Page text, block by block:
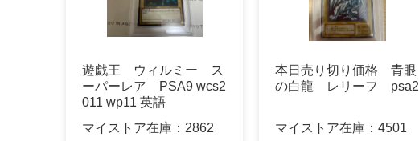
遊戯王 ウィルミー ス
ーパーレア PSA9 wcs2
011 wp11 英語
マイストア在庫： 2862
本日売り切り価格 青眼
の白龍 レリーフ psa2
マイストア在庫： 4501